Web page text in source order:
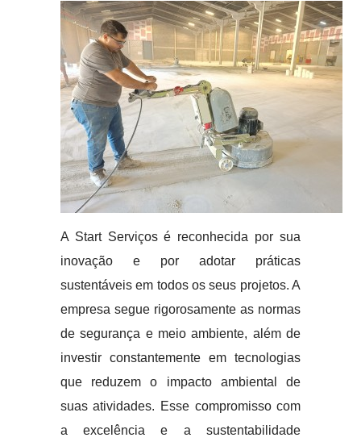
A Start Serviços é reconhecida por sua
inovação e por adotar práticas
sustentáveis em todos os seus projetos. A
empresa segue rigorosamente as normas
de segurança e meio ambiente, além de
investir constantemente em tecnologias
que reduzem o impacto ambiental de
suas atividades. Esse compromisso com
a excelência e a sustentabilidade